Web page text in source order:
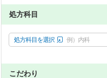
処方科目
処方科目を選択 例）内科
こだわり